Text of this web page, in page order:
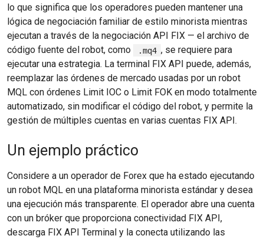
lo que significa que los operadores pueden mantener una
lógica de negociación familiar de estilo minorista mientras
ejecutan a través de la negociación API FIX — el archivo de
código fuente del robot, como
.mq4 , se requiere para
ejecutar una estrategia. La terminal FIX API puede, además,
reemplazar las órdenes de mercado usadas por un robot
MQL con órdenes Limit IOC o Limit FOK en modo totalmente
automatizado, sin modificar el código del robot, y permite la
gestión de múltiples cuentas en varias cuentas FIX API.
Un ejemplo práctico
Considere a un operador de Forex que ha estado ejecutando
un robot MQL en una plataforma minorista estándar y desea
una ejecución más transparente. El operador abre una cuenta
con un bróker que proporciona conectividad FIX API,
descarga FIX API Terminal y la conecta utilizando las